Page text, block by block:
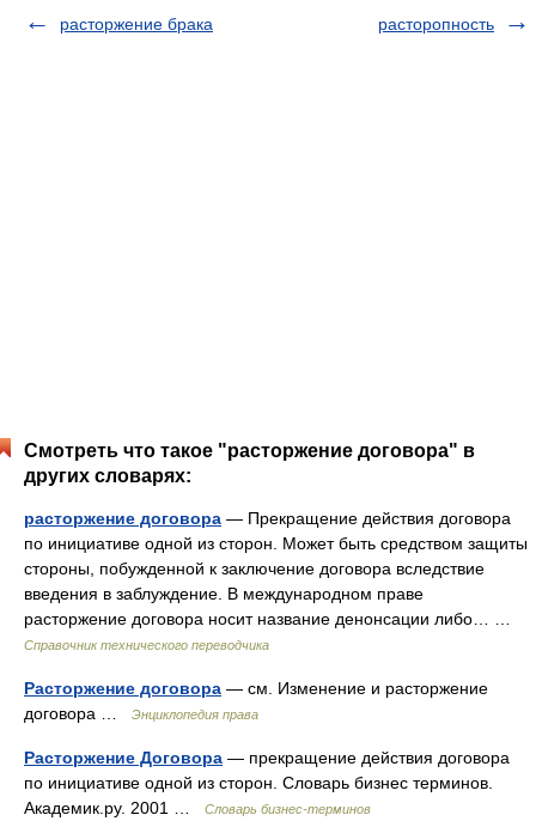
расторжение брака
расторопность
Смотреть что такое "расторжение договора" в
других словарях:
расторжение договора — Прекращение действия договора
по инициативе одной из сторон. Может быть средством защиты
стороны, побужденной к заключение договора вследствие
введения в заблуждение. В международном праве
расторжение договора носит название денонсации либо… …
Справочник технического переводчика
Расторжение договора — см. Изменение и расторжение
договора …
Энциклопедия права
Расторжение Договора — прекращение действия договора
по инициативе одной из сторон. Словарь бизнес терминов.
Академик.ру. 2001 …
Словарь бизнес-терминов